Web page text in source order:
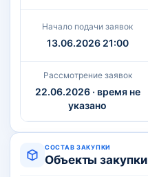
Начало подачи заявок
13.06.2026 21:00
Рассмотрение заявок
22.06.2026 · время не
указано
СОСТАВ ЗАКУПКИ
Объекты закупки